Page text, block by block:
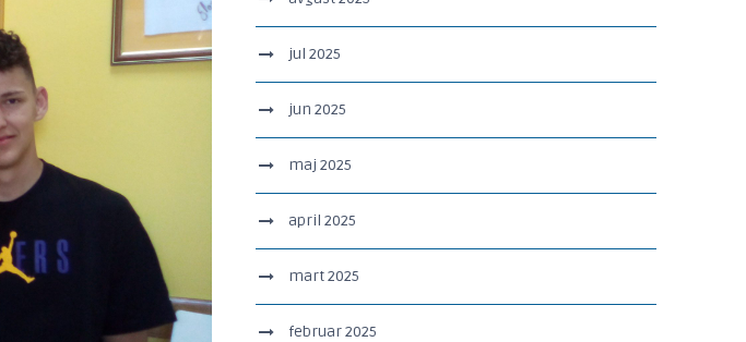
jul 2025
jun 2025
maj 2025
april 2025
mart 2025
februar 2025